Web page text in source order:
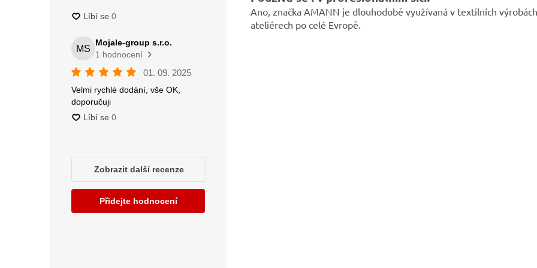
Ano, značka AMANN je dlouhodobě využívaná v textilních
ateliérech po celé Evropě.